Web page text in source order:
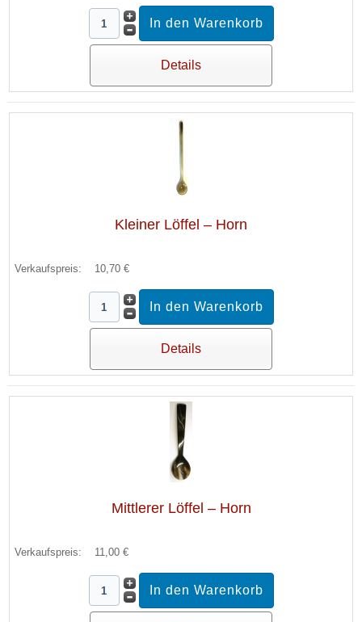
Details
Kleiner Löffel – Horn
Verkaufspreis: 10,70 €
Details
Mittlerer Löffel – Horn
Verkaufspreis: 11,00 €